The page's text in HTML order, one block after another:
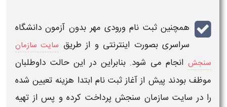
همچنینثبت نامورودی مهربدون آزمون دانشگاه
سراسریبصورت اینترنتی و از طریق سایت سازمان
سنجش انجام می شود. بنابراین در این حالت داوطلبان
موظف بودند پیش از آغازثبت نام ابتدا هزینه تعیین شده
را در سایت سازمان سنجش پرداخت کرده و پس از تهیه